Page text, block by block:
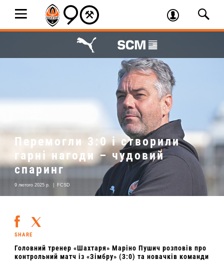
Перемогли 3:0 і створили
гарні нагоди – чудовий
спаринг
9 лютого 2025 р. FCSD
SHARE
Головний тренер «Шахтаря» Маріно Пушич розповів про
контрольний матч із «Зімбру» (3:0) та новачків команди